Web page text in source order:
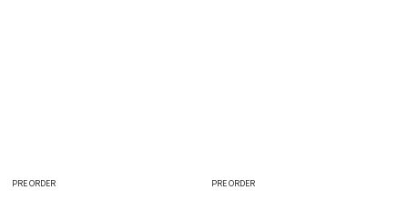
オレンジ
イエロー
PRE ORDER PRE ORDER